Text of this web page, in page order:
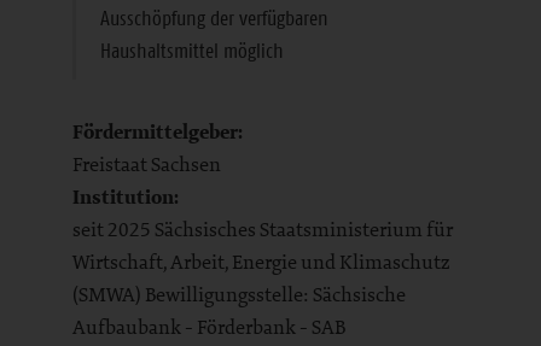
Ausschöpfung der verfügbaren
Haushaltsmittel möglich
Fördermittelgeber:
Freistaat Sachsen
Institution:
seit 2025 Sächsisches Staatsministerium für
Wirtschaft, Arbeit, Energie und Klimaschutz
(SMWA) Bewilligungsstelle: Sächsische
Aufbaubank - Förderbank - SAB